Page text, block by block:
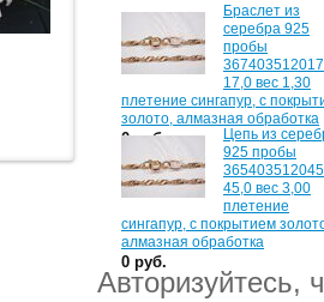
Браслет из
серебра 925
пробы
17,0 вес 1,30
плетение сингапур, с
золото, алмазная обработка
0 руб.
Цепь из
925 пробы
45,0 вес 3,00
плетение
сингапур, с покрытием
алмазная обработка
0 руб.
Авторизуйтесь,